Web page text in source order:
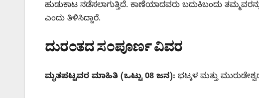
ಹುಡುಕಾಟ ನಡೆಸಲಾಗುತ್ತಿದೆ. ಕಾಣೆಯಾದವರು ಬದುಕಿಬಂದು
ಎಂದು ತಿಳಿಸಿದ್ದಾರೆ.
ದುರಂತದ ಸಂಪೂರ್ಣ ವಿವರ
ಮೃತಪಟ್ಟವರ ಮಾಹಿತಿ (ಒಟ್ಟು 08 ಜನ): ಭಟ್ಕಳ ಮತ್ತು